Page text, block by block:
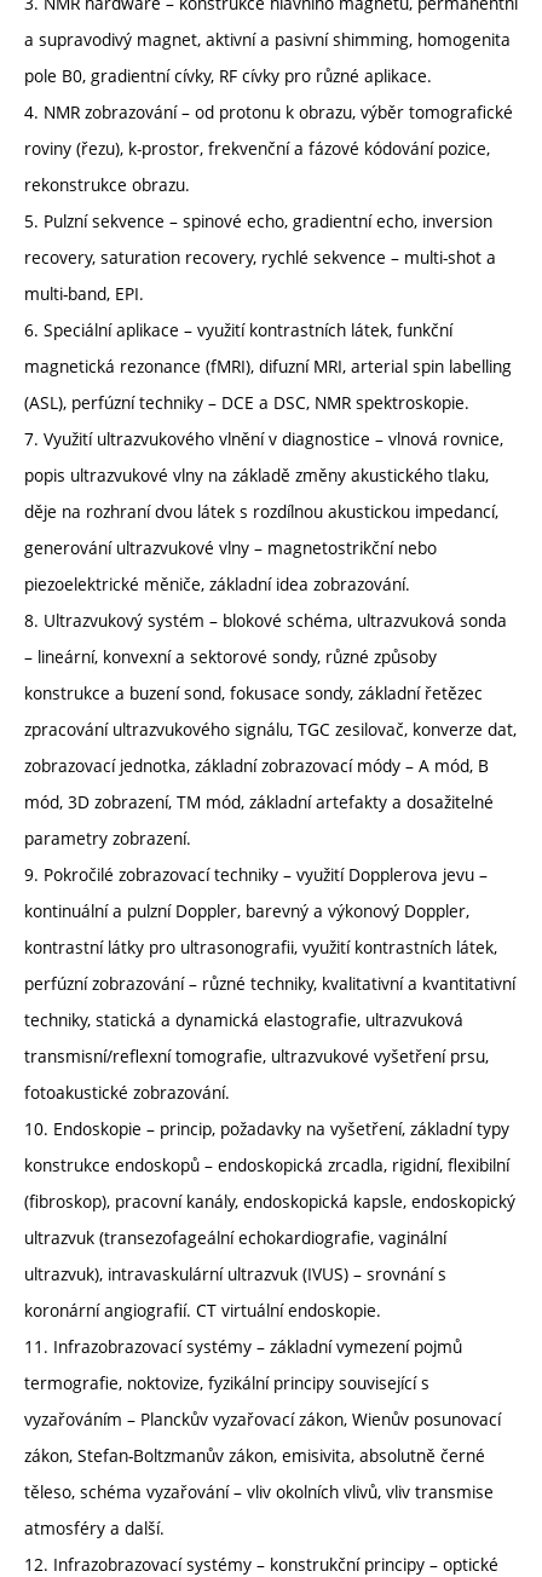
a supravodivý magnet, aktivní a pasivní shimming, homogenita
pole B0, gradientní cívky, RF cívky pro různé aplikace.
4. NMR zobrazování – od protonu k obrazu, výběr tomografické
roviny (řezu), k-prostor, frekvenční a fázové kódování pozice,
rekonstrukce obrazu.
5. Pulzní sekvence – spinové echo, gradientní echo, inversion
recovery, saturation recovery, rychlé sekvence – multi-shot a
multi-band, EPI.
6. Speciální aplikace – využití kontrastních látek, funkční
magnetická rezonance (fMRI), difuzní MRI, arterial spin labelling
(ASL), perfúzní techniky – DCE a DSC, NMR spektroskopie.
7. Využití ultrazvukového vlnění v diagnostice – vlnová rovnice,
popis ultrazvukové vlny na základě změny akustického tlaku,
děje na rozhraní dvou látek s rozdílnou akustickou impedancí,
generování ultrazvukové vlny – magnetostrikční nebo
piezoelektrické měniče, základní idea zobrazování.
8. Ultrazvukový systém – blokové schéma, ultrazvuková sonda
– lineární, konvexní a sektorové sondy, různé způsoby
konstrukce a buzení sond, fokusace sondy, základní řetězec
zpracování ultrazvukového signálu, TGC zesilovač, konverze dat,
zobrazovací jednotka, základní zobrazovací módy – A mód, B
mód, 3D zobrazení, TM mód, základní artefakty a dosažitelné
parametry zobrazení.
9. Pokročilé zobrazovací techniky – využití Dopplerova jevu –
kontinuální a pulzní Doppler, barevný a výkonový Doppler,
kontrastní látky pro ultrasonografii, využití kontrastních látek,
perfúzní zobrazování – různé techniky, kvalitativní a kvantitativní
techniky, statická a dynamická elastografie, ultrazvuková
transmisní/reflexní tomografie, ultrazvukové vyšetření prsu,
fotoakustické zobrazování.
10. Endoskopie – princip, požadavky na vyšetření, základní typy
konstrukce endoskopů – endoskopická zrcadla, rigidní, flexibilní
(fibroskop), pracovní kanály, endoskopická kapsle, endoskopický
ultrazvuk (transezofageální echokardiografie, vaginální
ultrazvuk), intravaskulární ultrazvuk (IVUS) – srovnání s
koronární angiografií. CT virtuální endoskopie.
11. Infrazobrazovací systémy – základní vymezení pojmů
termografie, noktovize, fyzikální principy související s
vyzařováním – Planckův vyzařovací zákon, Wienův posunovací
zákon, Stefan-Boltzmanův zákon, emisivita, absolutně černé
těleso, schéma vyzařování – vliv okolních vlivů, vliv transmise
atmosféry a další.
12. Infrazobrazovací systémy – konstrukční principy – optické